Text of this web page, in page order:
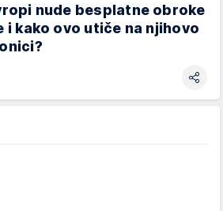
nude besplatne obroke
i kako ovo utiče na njihovo